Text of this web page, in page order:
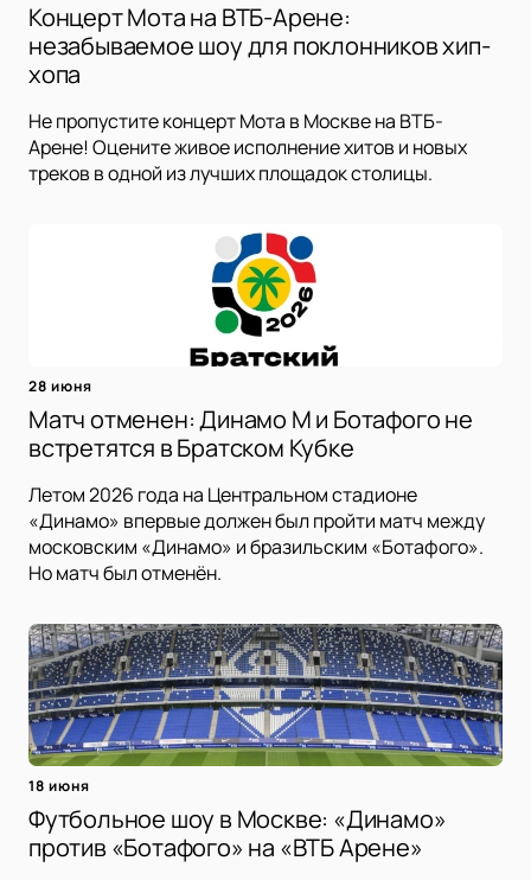
Концерт Мота на ВТБ-Арене:
незабываемое шоу для поклонников хип-
хопа
Не пропустите концерт Мота в Москве на ВТБ-
Арене! Оцените живое исполнение хитов и новых
треков в одной из лучших площадок столицы.
28 июня
Матч отменен: Динамо М и Ботафого не
встретятся в Братском Кубке
Летом 2026 года на Центральном стадионе
«Динамо» впервые должен был пройти матч между
московским «Динамо» и бразильским «Ботафого».
Но матч был отменён.
18 июня
Футбольное шоу в Москве: «Динамо»
против «Ботафого» на «ВТБ Арене»